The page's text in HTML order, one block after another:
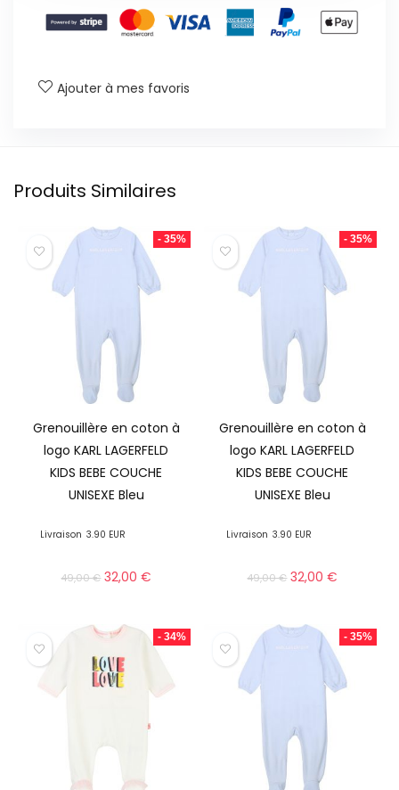
Ajouter à mes favoris
Produits Similaires
- 35%
Grenouillère en coton à
logo KARL LAGERFELD
KIDS BEBE COUCHE
UNISEXE Bleu
Livraison 3.90 EUR
49,00€ 32,00€
- 35%
Grenouillère en coton à
logo KARL LAGERFELD
KIDS BEBE COUCHE
UNISEXE Bleu
Livraison 3.90 EUR
49,00€ 32,00€
- 34% - 35%